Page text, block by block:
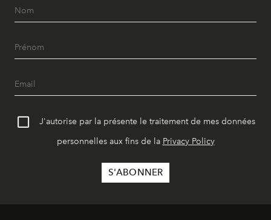
J'autorise par la présente le traitement de mes données
personnelles aux fins de la Privacy Policy